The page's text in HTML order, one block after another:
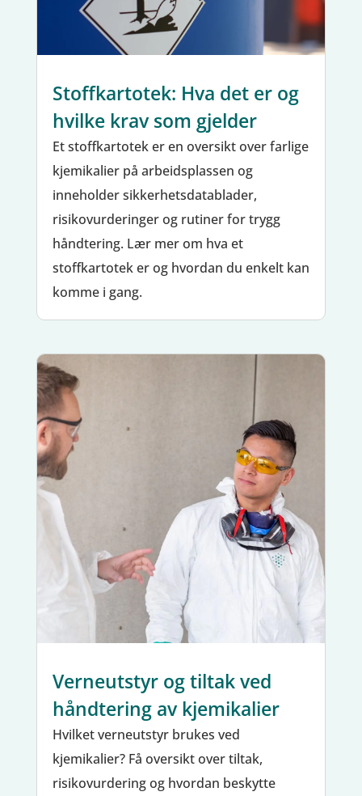
Stoffkartotek: Hva det er og
hvilke krav som gjelder
Et stoffkartotek er en oversikt over farlige
kjemikalier på arbeidsplassen og
inneholder sikkerhetsdatablader,
risikovurderinger og rutiner for trygg
håndtering. Lær mer om hva et
stoffkartotek er og hvordan du enkelt kan
komme i gang.
Verneutstyr og tiltak ved
håndtering av kjemikalier
Hvilket verneutstyr brukes ved
kjemikalier? Få oversikt over tiltak,
risikovurdering og hvordan beskytte